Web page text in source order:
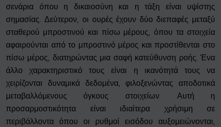
σενάρια όπου η δικαιοσύνη και η τάξη είναι υψίστης
σημασίας. Δεύτερον, οι ουρές έχουν δύο διεπαφές μεταξύ
σταθερού μπροστινού και πίσω μέρους, όπου τα στοιχεία
αφαιρούνται από το μπροστινό μέρος και προστίθενται στο
πίσω μέρος, διατηρώντας μια σαφή κατεύθυνση ροής. Ένα
άλλο χαρακτηριστικό τους είναι η ικανότητά τους να
χειρίζονται δυναμικά δεδομένα, φιλοξενώντας αποδοτικά
μεταβαλλόμενους όγκους στοιχείων. Αυτή η
προσαρμοστικότητα είναι ιδιαίτερα χρήσιμη σε
περιβάλλοντα όπου οι ρυθμοί εισόδου αυξομειώνονται,